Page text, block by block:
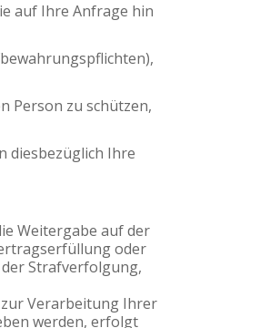
auf Ihre Anfrage hin
Person zu schützen,
diesbezüglich Ihre
Weitergabe auf der
oder
Strafverfolgung,
Verarbeitung Ihrer
werden, erfolgt